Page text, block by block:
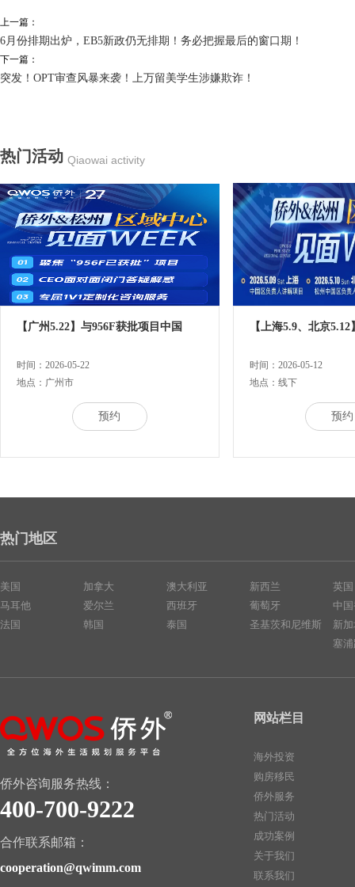
上一篇：
6月份排期出炉，EB5新政仍无排期！务必把握最后的窗口期！
下一篇：
突发！OPT审查风暴来袭！上万留美学生涉嫌欺诈！
热门活动 Qiaowai activity
【广州5.22】与956F获批项目中国
时间：2026-05-22
地点：广州市
预约
【上海5.9、北京
时间：2026-05-12
地点：线下
预约
热门地区
美国
马耳他
法国
加拿大
爱尔兰
韩国
澳大利亚
西班牙
泰国
新西兰
葡萄牙
圣基茨和尼维斯
英国
中
新
塞
侨外咨询服务热线：
400-700-9222
合作联系邮箱：
cooperation@qwimm.com
网站栏目
海外投资
购房移民
侨外服务
热门活动
成功案例
关于我们
联系我们